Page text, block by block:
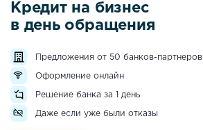
Кредит на бизнес
в день обращения
Предложения от 50 банков-партнеров
Оформление онлайн
Решение банка за 1 день
Даже если уже были отказы